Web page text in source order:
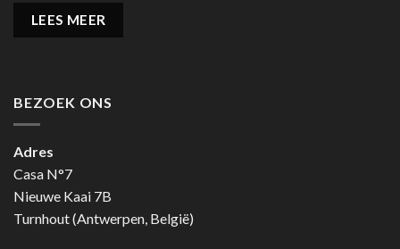
LEES MEER
BEZOEK ONS
Adres
Casa N°7
Nieuwe Kaai 7B
Turnhout (Antwerpen, België)